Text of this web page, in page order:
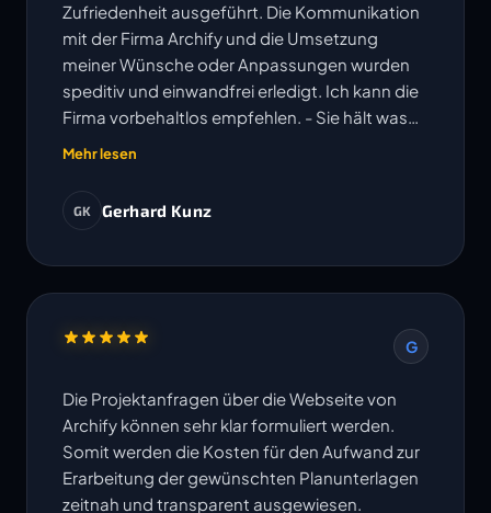
Zufriedenheit ausgeführt. Die Kommunikation
mit der Firma Archify und die Umsetzung
meiner Wünsche oder Anpassungen wurden
speditiv und einwandfrei erledigt. Ich kann die
Firma vorbehaltlos empfehlen. - Sie hält was
ihre Website verspricht!
Mehr lesen
GK Gerhard Kunz
G
Die Projektanfragen über die Webseite von
Archify können sehr klar formuliert werden.
Somit werden die Kosten für den Aufwand zur
Erarbeitung der gewünschten Planunterlagen
zeitnah und transparent ausgewiesen.